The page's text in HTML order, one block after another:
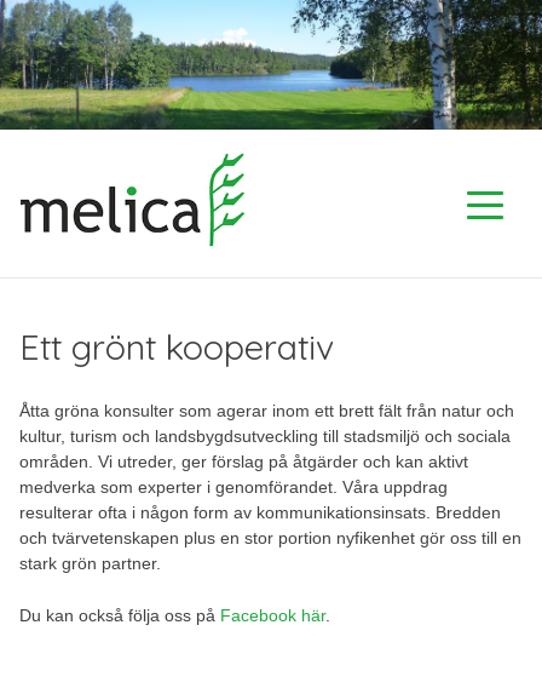
Ett grönt kooperativ
Åtta gröna konsulter som agerar inom ett brett fält från natur och
kultur, turism och landsbygdsutveckling till stadsmiljö och sociala
områden. Vi utreder, ger förslag på åtgärder och kan aktivt
medverka som experter i genomförandet. Våra uppdrag
resulterar ofta i någon form av kommunikationsinsats. Bredden
och tvärvetenskapen plus en stor portion nyfikenhet gör oss till en
stark grön partner.
Du kan också följa oss på Facebook här.